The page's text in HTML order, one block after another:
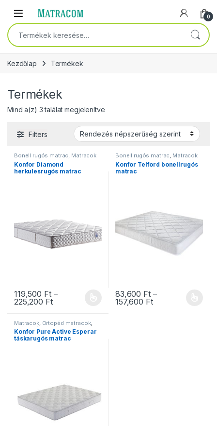
Open 0
Keresés a következőre:
Kezdőlap Termékek
Termékek
Mind a(z) 3 találat megjelenítveSorted by popularity
Filters
Bonell rugós matrac, Matracok
Konfor Diamond
herkulesrugós matrac
119,500 Ft –
225,200 FtÁrtartomány: 119,500 Ft - 225,200 Ft
Ennek a terméknek több variációja van. A változatok a
Bonell rugós matrac, Matracok
Konfor Telford bonellrugós
matrac
83,600 Ft –
157,600 FtÁrtartomány:
Ennek a terméknek több
Matracok, Ortopéd matracok,
Zsákrugós matracok
Konfor Pure Active Esperar
táskarugós matrac